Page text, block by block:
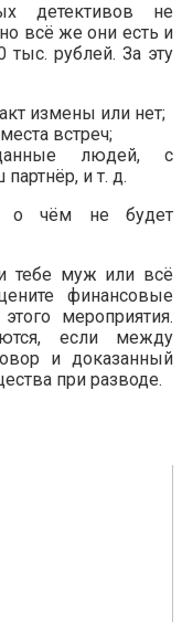
детективов не
всё же они есть и
рублей. За эту
измены или нет;
встреч;
данные людей, с
и т. д.
о чём не будет
тебе муж или всё
финансовые
мероприятия.
если между
и доказанный
при разводе.